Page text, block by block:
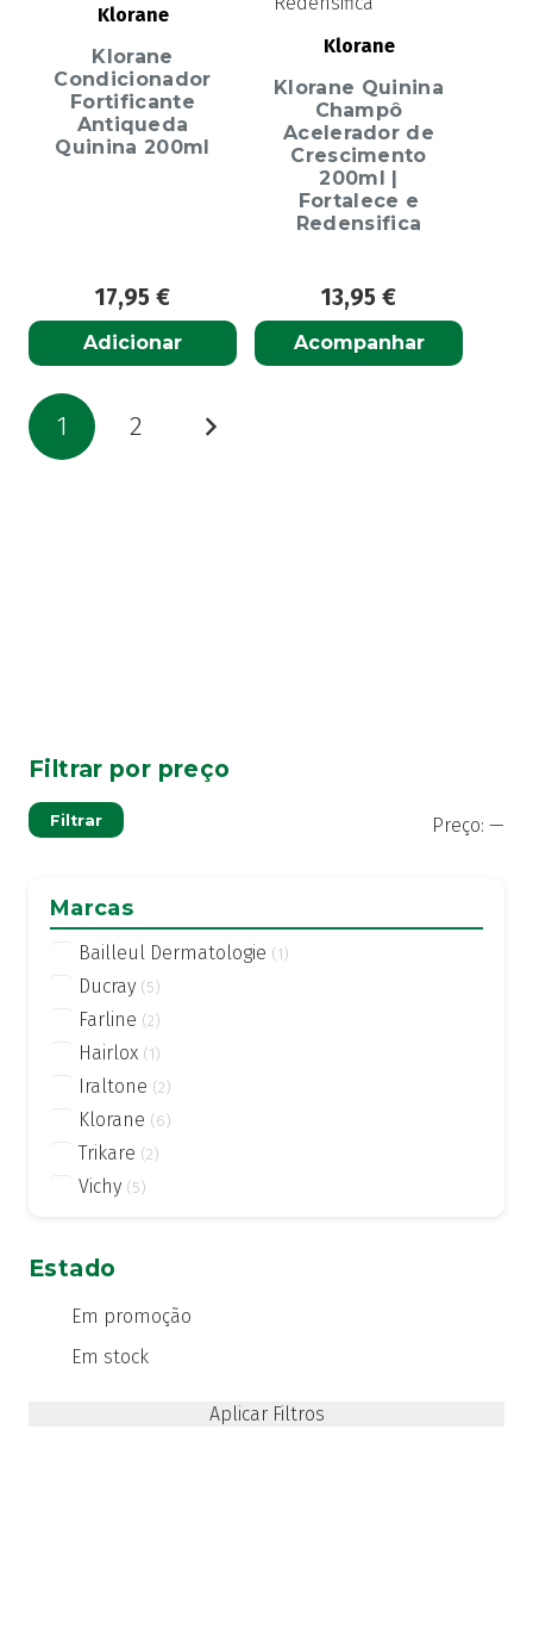
Klorane
Klorane
Condicionador
Fortificante
Antiqueda
Quinina 200ml
17,95 €
Adicionar
Klorane
Klorane Quinina
Champô
Acelerador de
Crescimento
200ml |
Fortalece e
Redensifica
13,95 €
Acompanhar
Paginação
dos
1 2
Filtrar por preço
Filtrar Preço: —
Marcas
Bailleul Dermatologie (1)
Ducray (5)
Farline (2)
Hairlox (1)
Iraltone (2)
Klorane (6)
Trikare (2)
Vichy (5)
Estado
Em promoção
Em stock